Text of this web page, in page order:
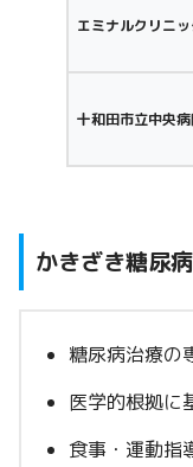
エミナルクリニ
十和田市立中央
かきざき糖尿
糖尿病治療の
医学的根拠に
食事・運動指